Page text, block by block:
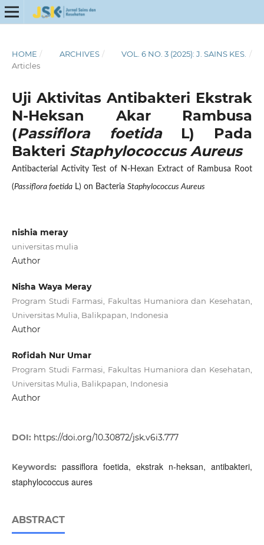
HOME / ARCHIVES / VOL. 6 NO. 3 (2025): J. SAINS KES. /
Articles
Uji Aktivitas Antibakteri Ekstrak
N-Heksan Akar Rambusa
(Passiflora foetidaL) Pada
Bakteri Staphylococcus Aureus
Antibacterial Activity Test of N-Hexan Extract of Rambusa Root
(Passiflora foetidaL) on Bacteria Staphylococcus Aureus
nishia meray
universitas mulia
Author
Nisha Waya Meray
Program Studi Farmasi, Fakultas Humaniora dan Kesehatan,
Universitas Mulia, Balikpapan, Indonesia
Author
Rofidah Nur Umar
Program Studi Farmasi, Fakultas Humaniora dan Kesehatan,
Universitas Mulia, Balikpapan, Indonesia
Author
DOI: https://doi.org/10.30872/jsk.v6i3.777
Keywords: passiflora foetida, ekstrak n-heksan, antibakteri,
staphylococcus aures
ABSTRACT